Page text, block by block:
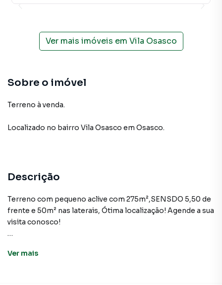
Ver mais imóveis em Vila Osasco
Sobre o imóvel
Terreno à venda.
Localizado no bairro Vila Osasco em Osasco.
Descrição
Terreno com pequeno aclive com 275m²,SENSDO 5,50 de
frente e 50m² nas laterais, Ótima localização! Agende a sua
visita conosco!
Terreno para Venda em região valorizada do bairro Vila
Ver mais